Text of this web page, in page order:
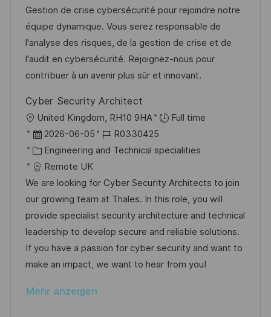
n
g
m
d
e
r
V
r
ö
f
f
e
n
t
l
i
c
h
u
I
D
e
g
o
r
i
Gestion de crise cybersécurité pour rejoindre notre
équipe dynamique. Vous serez responsable de
l'analyse des risques, de la gestion de crise et de
l'audit en cybersécurité. Rejoignez-nous pour
contribuer à un avenir plus sûr et innovant.
Cyber Security Architect
O
r
t
United Kingdom, RH10 9HA
Full time
D
a
t
u
m
d
e
r
V
r
2026-06-05
J
o
-
I
D
R0330425
K
a
t
e
g
o
r
i
Engineering and Technical specialities
Remote UK
We are looking for Cyber Security Architects to join
our growing team at Thales. In this role, you will
provide specialist security architecture and technical
leadership to develop secure and reliable solutions.
If you have a passion for cyber security and want to
make an impact, we want to hear from you!
Mehr anzeigen